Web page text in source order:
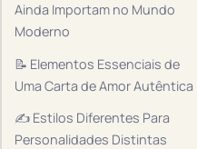
Ainda Importam no Mundo
Moderno
📝 Elementos Essenciais de
Uma Carta de Amor Autêntica
✍️ Estilos Diferentes Para
Personalidades Distintas